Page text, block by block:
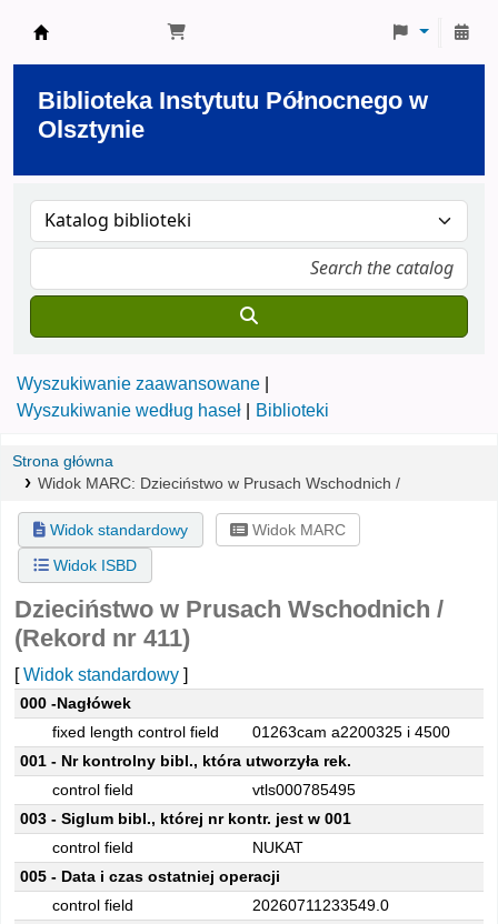
Biblioteka Instytutu Północnego w
Olsztynie
Wyszukiwanie zaawansowane
Wyszukiwanie według haseł
Biblioteki
Strona główna
Widok MARC: Dzieciństwo w Prusach Wschodnich /
Widok standardowy
Widok MARC
Widok ISBD
Dzieciństwo w Prusach Wschodnich /
(Rekord nr 411)
[Widok standardowy ]
Szczegóły MARC
000 -Nagłówek
fixed length control field
01263cam a2200325 i 4500
001 - Nr kontrolny bibl., która utworzyła rek.
control field
vtls000785495
003 - Siglum bibl., której nr kontr. jest w 001
control field
NUKAT
005 - Data i czas ostatniej operacji
control field
20260711233549.0